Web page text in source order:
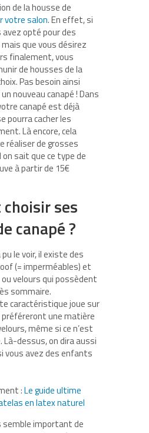
de la housse de
votre salon. En effet, si
opté pour des
que vous désirez
finalement, vous
de housses de la
Pas besoin ainsi
nouveau canapé ! Dans
canapé est déjà
pourra cacher les
Là encore, cela
réaliser de grosses
sait que ce type de
à partir de 15€
ses
canapé ?
le voir, il existe des
(= imperméables) et
velours qui possèdent
sommaire.
caractéristique joue sur
une matière
même si ce n’est
Là-dessus, on dira aussi
vous avez des enfants
:Le guide ultime
en latex naturel
semble important de